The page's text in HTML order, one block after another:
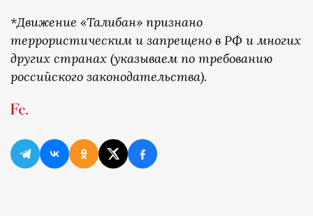
*Движение «Талибан» признано
террористическим и запрещено в РФ и многих
других странах (указываем по требованию
российского законодательства).